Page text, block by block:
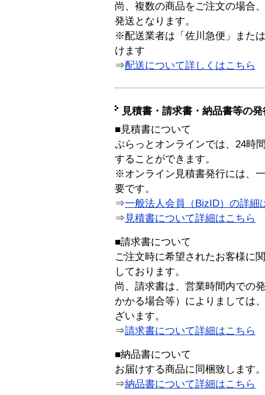
尚、複数の商品をご注文の場合
発送となります。
※配送業者は「佐川急便」また
けます
⇒配送について詳しくはこちら
見積書・請求書・納品書等の
■見積書について
ぷらっとオンラインでは、24時
することができます。
※オンライン見積書発行には、
要です。
⇒一般法人会員（BizID）の詳細
⇒ 見積書について詳細はこちら
■請求書について
ご注文時に希望されたお客様に
しております。
尚、請求書は、営業時間内での
かかる場合等）によりましては
ざいます。
⇒請求書について詳細はこちら
■納品書について
お届けする商品に同梱致します。
⇒納品書について詳細はこちら